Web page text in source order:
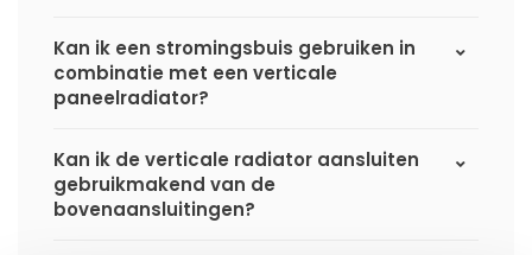
Kan ik een stromingsbuis gebruiken in
combinatie met een verticale
paneelradiator?
Kan ik de verticale radiator aansluiten
gebruikmakend van de
bovenaansluitingen?